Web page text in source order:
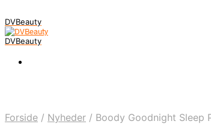
DVBeauty
DVBeauty
Forside / Nyheder / Boody Goodnight Sleep